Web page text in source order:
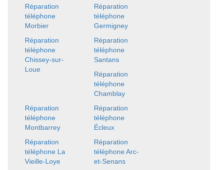
Réparation
téléphone
Morbier
Réparation
téléphone
Germigney
Réparation
téléphone
Chissey-sur-
Loue
Réparation
téléphone
Santans
Réparation
téléphone
Chamblay
Réparation
téléphone
Montbarrey
Réparation
téléphone
Écleux
Réparation
téléphone La
Vieille-Loye
Réparation
téléphone Arc-
et-Senans